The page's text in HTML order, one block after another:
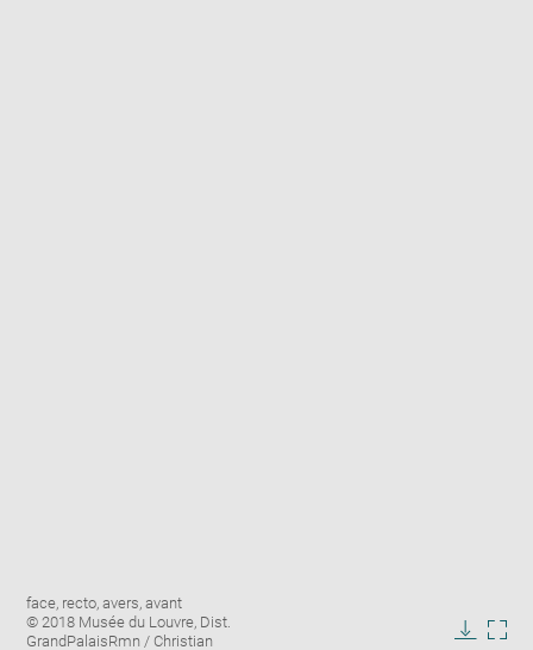
Image
caption:
face, recto, avers, avant
© 2018 Musée du Louvre, Dist.
GrandPalaisRmn / Christian